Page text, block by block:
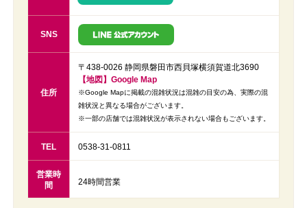
SNS
住所
〒438-0026 静岡県磐田市西貝塚横須賀道北3690
【地図】Google Map
※Google Mapに掲載の混雑状況は混雑の目安の為、実際の混
雑状況と異なる場合がございます。
※一部の店舗では混雑状況が表示されない場合もございます。
TEL 0538-31-0811
営業時
間
24時間営業